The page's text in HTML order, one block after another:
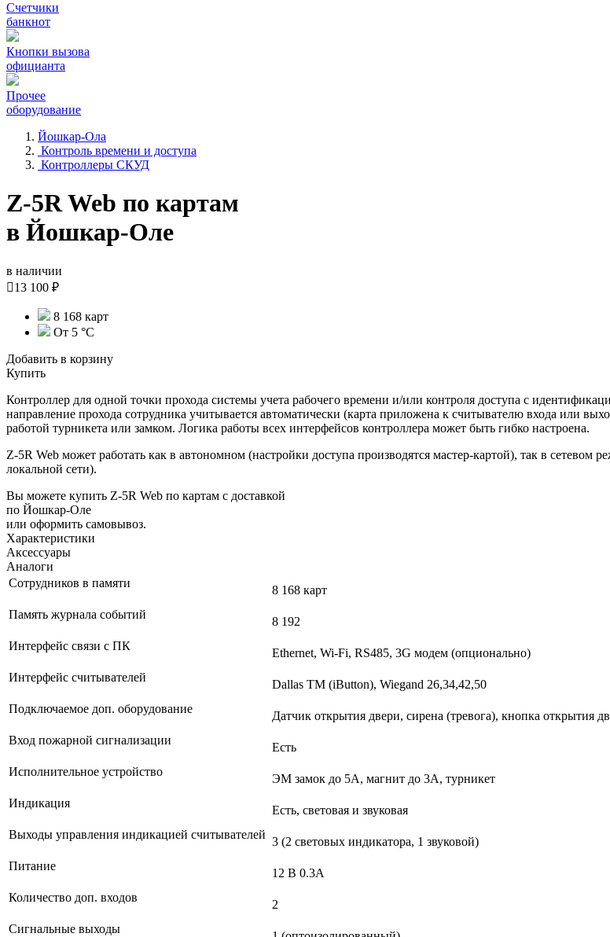
Счетчики
банкнот
Кнопки вызова
официанта
Прочее
оборудование
Йошкар-Ола
Контроль времени и доступа
Контроллеры СКУД
Z-5R Web по картам
в Йошкар-Оле
в наличии
13 100 ₽
8 168 карт
От 5 °С
Добавить в корзину
Купить
Контроллер для одной точки прохода системы учета рабочего времени и/или контроля доступа с
направление прохода сотрудника учитывается автоматически (карта приложена к считывателю входа или
работой турникета или замком. Логика работы всех интерфейсов контроллера может быть гибко настроена.
Z-5R Web может работать как в автономном (настройки доступа производятся мастер-картой), так в
локальной сети).
Вы можете купить Z-5R Web по картам с доставкой
по Йошкар-Оле
или оформить самовывоз.
Характеристики
Аксессуары
Аналоги
Сотрудников в памяти
8 168 карт
Память журнала событий
8 192
Интерфейс связи с ПК
Ethernet, Wi-Fi, RS485, 3G модем (опционально)
Интерфейс считывателей
Dallas TM (iButton), Wiegand 26,34,42,50
Подключаемое доп. оборудование
Датчик открытия двери, сирена (тревога), кнопка открытия
Вход пожарной сигнализации
Есть
Исполнительное устройство
ЭМ замок до 5А, магнит до 3А, турникет
Индикация
Есть, световая и звуковая
Выходы управления индикацией считывателей
3 (2 световых индикатора, 1 звуковой)
Питание
12 B 0.3А
Количество доп. входов
2
Сигнальные выходы